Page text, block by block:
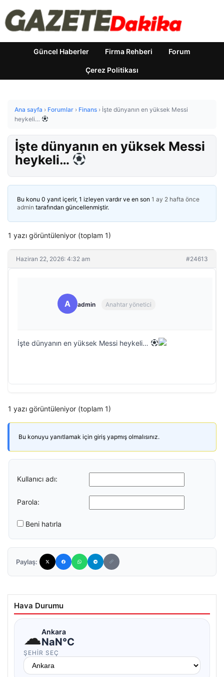
Güncel Haberler Firma Rehberi Forum
Çerez Politikası
Ana sayfa › Forumlar › Finans › İşte dünyanın en yüksek Messi
heykeli…
İşte dünyanın en yüksek Messi
heykeli…
Bu konu 0 yanıt içerir, 1 izleyen vardır ve en son 1 ay 2 hafta önce
admin tarafından güncellenmiştir.
1 yazı görüntüleniyor (toplam 1)
Haziran 22, 2026: 4:32 am #24613
A admin Anahtar yönetici
İşte dünyanın en yüksek Messi heykeli…
1 yazı görüntüleniyor (toplam 1)
Bu konuyu yanıtlamak için giriş yapmış olmalısınız.
Kullanıcı adı:
Parola:
Beni hatırla
Paylaş:
Hava Durumu
☁Ankara
NaN°C
ŞEHIR SEÇ